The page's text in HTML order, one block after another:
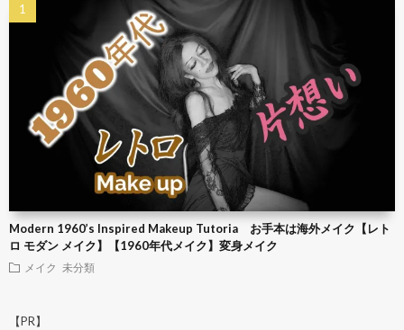
Modern 1960’s Inspired Makeup Tutoria お手本は海外メイク【レト
ロ モダン メイク】【1960年代メイク】変身メイク
メイク 未分類
【PR】